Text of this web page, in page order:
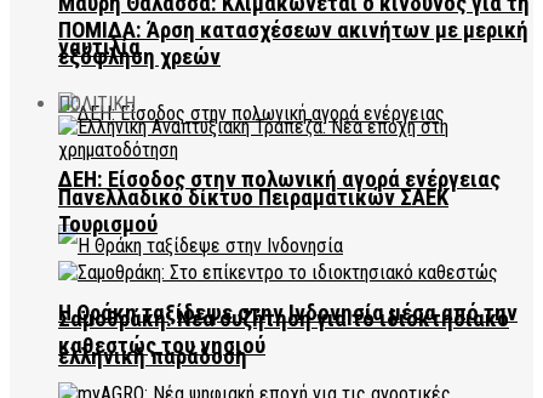
ναυτιλία
ΔΕΗ: Είσοδος στην πολωνική αγορά ενέργειας
Η Θράκη ταξίδεψε στην Ινδονησία μέσα από την
ελληνική παράδοση
ΠΟΜΙΔΑ: Άρση κατασχέσεων ακινήτων με μερική
εξόφληση χρεών
ΠΟΛΙΤΙΚΗ
Πανελλαδικό δίκτυο Πειραματικών ΣΑΕΚ
Τουρισμού
Σαμοθράκη: Νέα συζήτηση για το ιδιοκτησιακό
καθεστώς του νησιού